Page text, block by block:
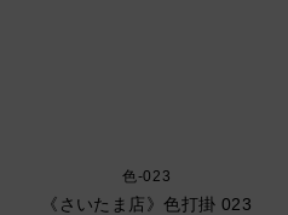
色-023
《さいたま店》色打掛 023